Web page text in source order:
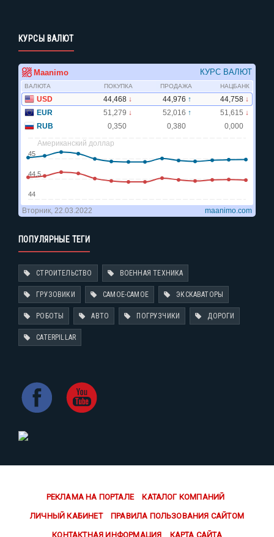
КУРСЫ ВАЛЮТ
ПОПУЛЯРНЫЕ ТЕГИ
СТРОИТЕЛЬСТВО ВОЕННАЯ ТЕХНИКА
ГРУЗОВИКИ САМОЕ-САМОЕ ЭКСКАВАТОРЫ
РОБОТЫ АВТО ПОГРУЗЧИКИ ДОРОГИ
CATERPILLAR
РЕКЛАМА НА ПОРТАЛЕ КАТАЛОГ КОМПАНИЙ
ЛИЧНЫЙ КАБИНЕТ ПРАВИЛА ПОЛЬЗОВАНИЯ САЙТОМ
КОНТАКТНАЯ ИНФОРМАЦИЯ КАРТА САЙТА